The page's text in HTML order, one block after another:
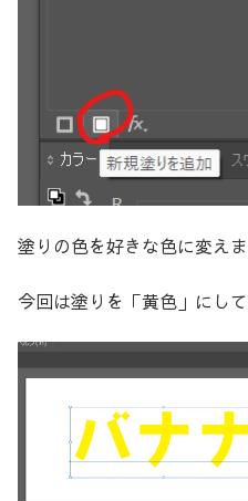
塗りの色を好きな色に変えま
今回は塗りを「黄色」にして